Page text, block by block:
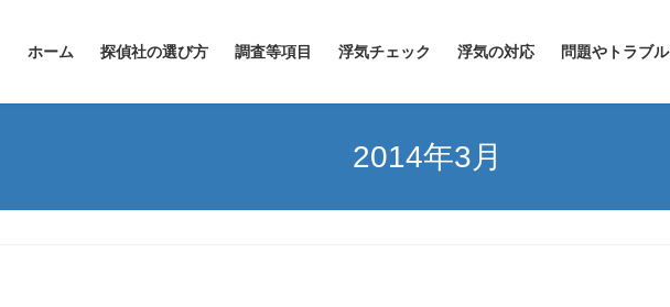
ホーム 探偵社の選び方 調査等項目 浮気チェック 浮気の対応 問題やトラブル
2014年3月